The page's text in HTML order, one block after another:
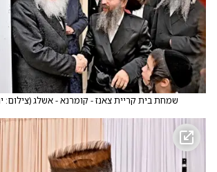
שמחת בית קריית צאנז - קומרנא - אשלג(צילום: